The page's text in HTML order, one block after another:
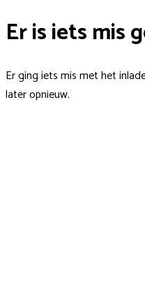
Er is iets mis
Er ging iets mis met het
later opnieuw.